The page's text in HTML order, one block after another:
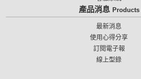
產品消息 Products
最新消息
使用心得分享
訂閱電子報
線上型錄